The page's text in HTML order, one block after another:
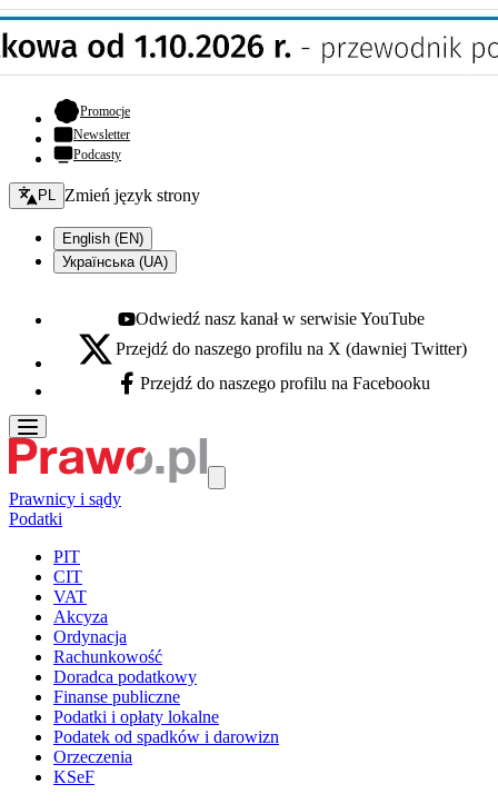
Promocje- otwiera się w nowej karcie
Newsletter
Podcasty
Zmień język - bieżący:
PL Zmień język strony
English (EN)
Українська (UA)
Youtube - otwiera się w nowej karcie
Odwiedź nasz kanał w serwisie YouTube
X - otwiera się w nowej karcie
Przejdź do naszego profilu na X (dawniej Twitter)
Facebook - otwiera się w nowej karcie
Przejdź do naszego profilu na Facebooku
Prawnicy i sądy
Podatki
PIT
CIT
VAT
Akcyza
Ordynacja
Rachunkowość
Doradca podatkowy
Finanse publiczne
Podatki i opłaty lokalne
Podatek od spadków i darowizn
Orzeczenia
KSeF